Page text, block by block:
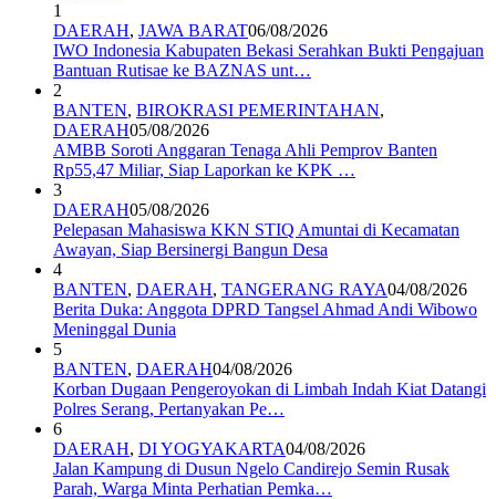
1
DAERAH, JAWA BARAT06/08/2026
IWO Indonesia Kabupaten Bekasi Serahkan Bukti Pengajuan
Bantuan Rutisae ke BAZNAS unt…
2
BANTEN, BIROKRASI PEMERINTAHAN,
DAERAH05/08/2026
AMBB Soroti Anggaran Tenaga Ahli Pemprov Banten
Rp55,47 Miliar, Siap Laporkan ke KPK …
3
DAERAH05/08/2026
Pelepasan Mahasiswa KKN STIQ Amuntai di Kecamatan
Awayan, Siap Bersinergi Bangun Desa
4
BANTEN, DAERAH, TANGERANG RAYA04/08/2026
Berita Duka: Anggota DPRD Tangsel Ahmad Andi Wibowo
Meninggal Dunia
5
BANTEN, DAERAH04/08/2026
Korban Dugaan Pengeroyokan di Limbah Indah Kiat Datangi
Polres Serang, Pertanyakan Pe…
6
DAERAH, DI YOGYAKARTA04/08/2026
Jalan Kampung di Dusun Ngelo Candirejo Semin Rusak
Parah, Warga Minta Perhatian Pemka…